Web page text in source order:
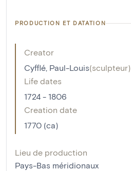
PRODUCTION ET DATATION
Creator
Cyfflé, Paul-Louis(sculpteur)
Life dates
1724 - 1806
Creation date
1770 (ca)
Lieu de production
Pays-Bas méridionaux